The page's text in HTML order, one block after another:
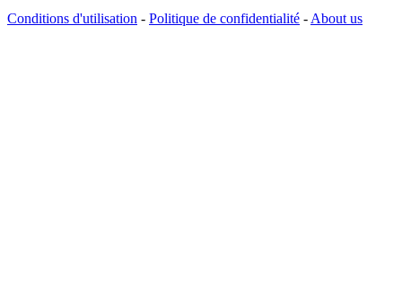
Conditions d'utilisation - Politique de confidentialité - About us